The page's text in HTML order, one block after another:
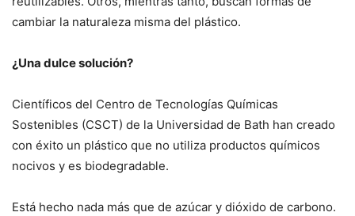
cambiar la naturaleza misma del plástico.
¿Una dulce solución?
Científicos del Centro de Tecnologías Químicas
Sostenibles (CSCT) de la Universidad de Bath han creado
con éxito un plástico que no utiliza productos químicos
nocivos y es biodegradable.
Está hecho nada más que de azúcar y dióxido de carbono.